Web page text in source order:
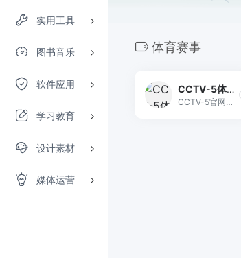
实用工具
图书音乐
软件应用
学习教育
设计素材
媒体运营
体育赛事
CCTV-5体育频道
CCTV-5官网直播提供高清无插件体育赛事实时观看，覆盖NBA、中超、奥运、世界杯等顶级赛事。